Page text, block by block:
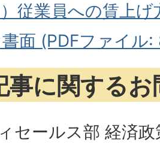
）従業員への賃上
面 (PDFファイル:
事に関する
セールス部 経済